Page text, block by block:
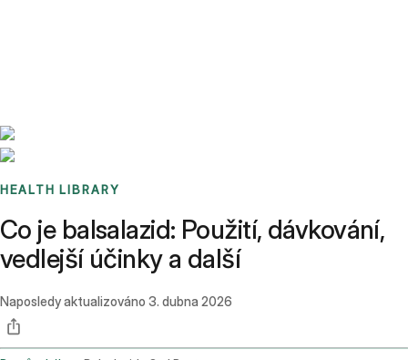
HEALTH LIBRARY
Co je balsalazid: Použití, dávkování,
vedlejší účinky a další
Naposledy aktualizováno 3. dubna 2026